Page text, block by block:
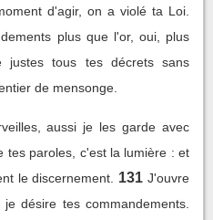
d'agir, on a violé ta Loi.
plus que l'or, oui, plus
justes tous tes décrets sans
de mensonge.
aussi je les garde avec
tes paroles, c'est la lumière : et
le discernement.
131 J'ouvre
désire tes commandements.